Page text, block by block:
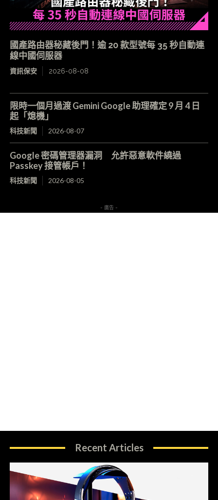
國產路由器秘藏後門！逾 20 款型號每 35 秒自動連
線中國伺服器
資訊保安 2026-08-08
限時一個月過渡 Gemini Google 助理確定 9 月 4 日
起「熄機」
科技新聞 2026-08-07
Google 密碼管理器漏洞 允許惡意軟件繞過
Passkey 接管帳戶！
科技新聞 2026-08-05
- 廣告 -
Recent Articles